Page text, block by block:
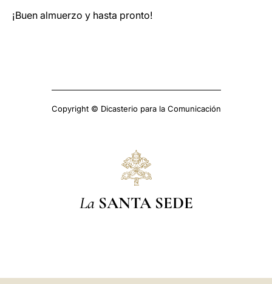
¡Buen almuerzo y hasta pronto!
Copyright © Dicasterio para la Comunicación
La SANTA SEDE